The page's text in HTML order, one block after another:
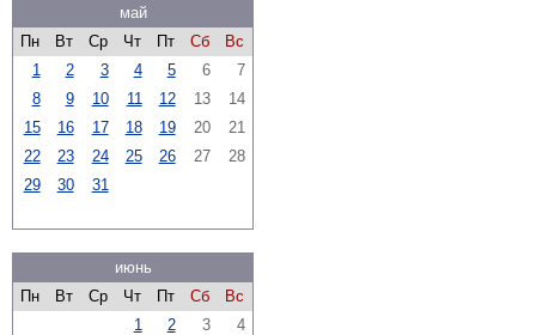
май
Пн
Вт Ср Чт Пт Сб
Вс
1
2 3 4 5 6
7
8
9 10 11 12 13
14
15
16 17 18 19 20
21
22
23 24 25 26 27
28
29
30 31
июнь
Пн
Вт Ср Чт Пт Сб
Вс
1
2 3
4